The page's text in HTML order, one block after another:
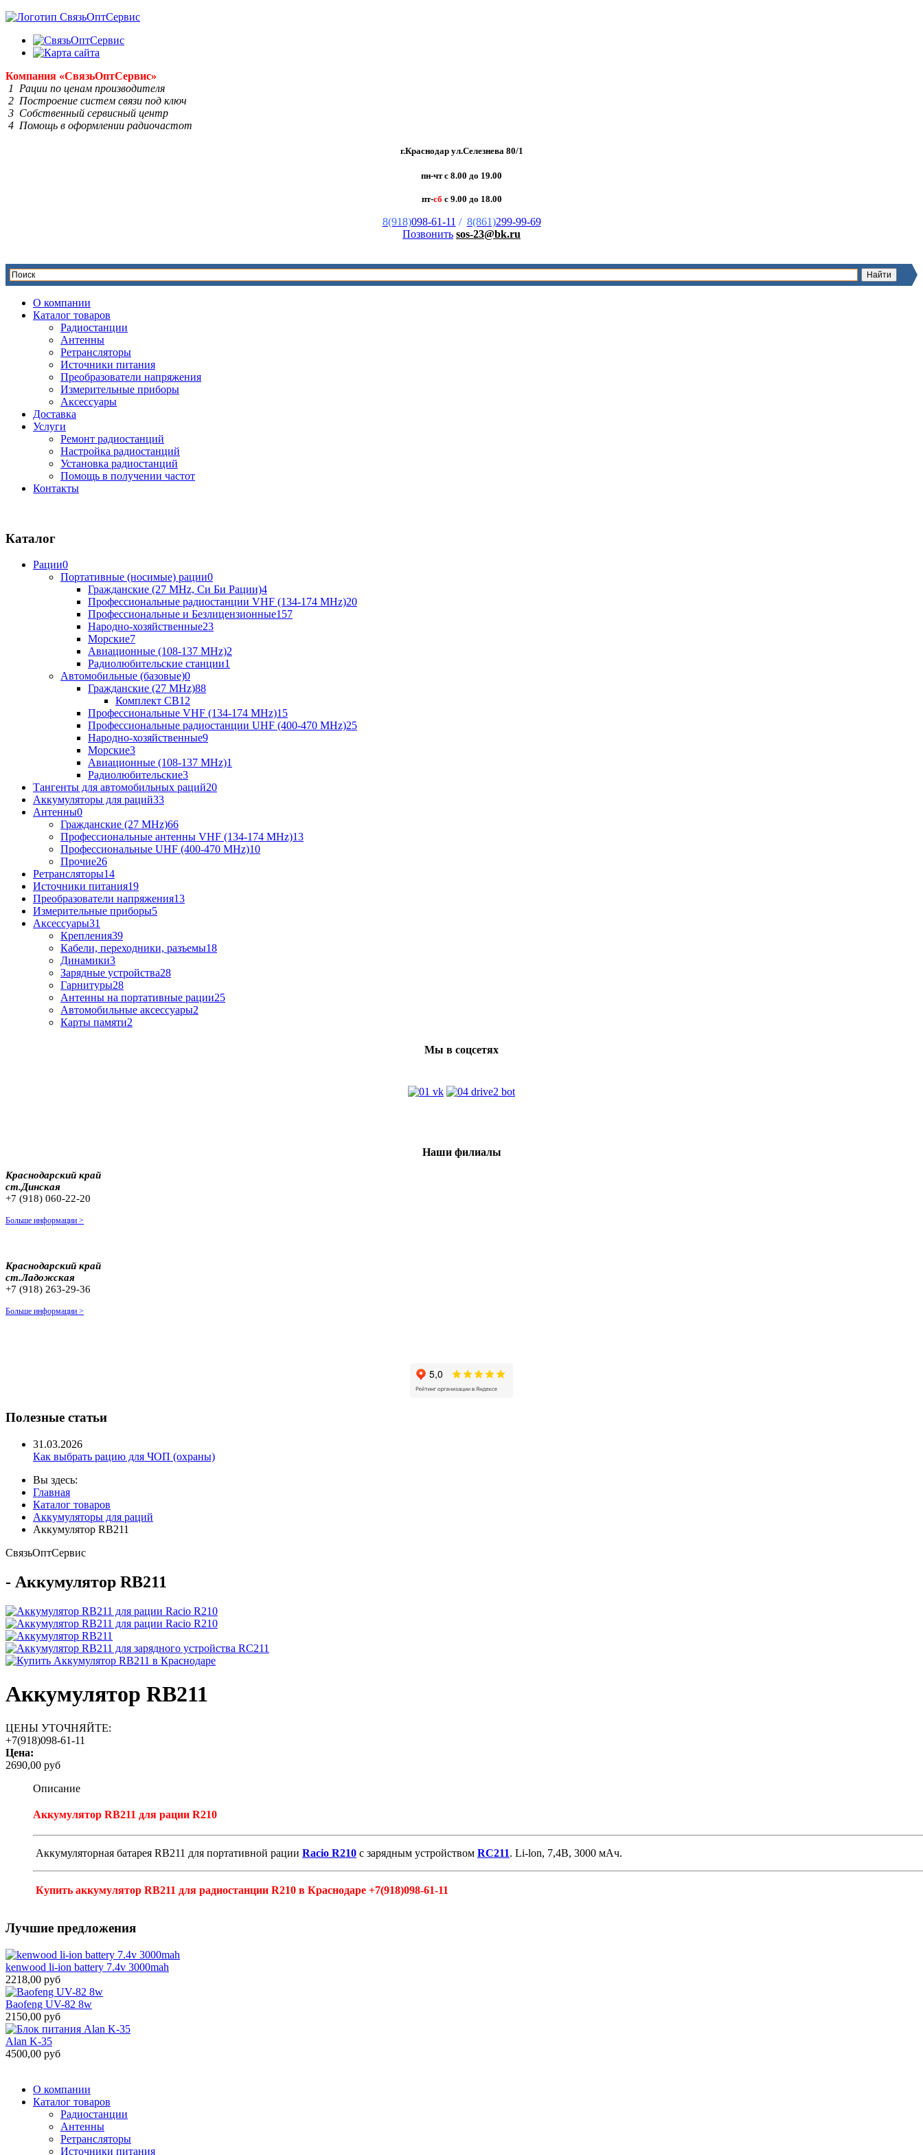
Компания «СвязьОптСервис»
1 Рации по ценам производителя
2 Построение систем связи под ключ
3 Собственный сервисный центр
4 Помощь в оформлении радиочастот
г.Краснодар ул.Селезнева 80/1
пн-чт с 8.00 до 19.00
пт-сб с 9.00 до 18.00
8(918)098-61-11 / 8(861)299-99-69
Позвонить sos-23@bk.ru
О компании
Каталог товаров
Радиостанции
Антенны
Ретрансляторы
Источники питания
Преобразователи напряжения
Измерительные приборы
Аксессуары
Доставка
Услуги
Ремонт радиостанций
Настройка радиостанций
Установка радиостанций
Помощь в получении частот
Контакты
Каталог
Рации0
Портативные (носимые) рации0
Гражданские (27 MHz, Си Би Рации)4
Профессиональные радиостанции VHF (134-174 MHz)20
Профессиональные и Безлицензионные157
Народно-хозяйственные23
Морские7
Авиационные (108-137 MHz)2
Радиолюбительские станции1
Автомобильные (базовые)0
Гражданские (27 MHz)88
Комплект CB12
Профессиональные VHF (134-174 MHz)15
Профессиональные радиостанции UHF (400-470 MHz)25
Народно-хозяйственные9
Морские3
Авиационные (108-137 MHz)1
Радиолюбительские3
Тангенты для автомобильных раций20
Аккумуляторы для раций33
Антенны0
Гражданские (27 MHz)66
Профессиональные антенны VHF (134-174 MHz)13
Профессиональные UHF (400-470 MHz)10
Прочие26
Ретрансляторы14
Источники питания19
Преобразователи напряжения13
Измерительные приборы5
Аксессуары31
Крепления39
Кабели, переходники, разъемы18
Динамики3
Зарядные устройства28
Гарнитуры28
Антенны на портативные рации25
Автомобильные аксессуары2
Карты памяти2
Мы в соцсетях
Наши филиалы
Краснодарский край
ст.Динская
+7 (918) 060-22-20
Больше информации >
Краснодарский край
ст.Ладожская
+7 (918) 263-29-36
Больше информации >
Полезные статьи
31.03.2026
Как выбрать рацию для ЧОП (охраны)
Вы здесь:
Главная
Каталог товаров
Аккумуляторы для раций
Аккумулятор RB211
СвязьОптСервис
- Аккумулятор RB211
Аккумулятор RB211
ЦЕНЫ УТОЧНЯЙТЕ:
+7(918)098-61-11
Цена:
2690,00 руб
Описание
Аккумулятор RB211 для рации R210
Аккумуляторная батарея RB211 для портативной рации Racio R210 с зарядным устройством RC211. Li-lon, 7,4В, 3000 мАч.
Купить аккумулятор RB211 для радиостанции R210 в Краснодаре +7(918)098-61-11
Лучшие предложения
kenwood li-ion battery 7.4v 3000mah
2218,00 руб
Baofeng UV-82 8w
2150,00 руб
Alan K-35
4500,00 руб
О компании
Каталог товаров
Радиостанции
Антенны
Ретрансляторы
Источники питания